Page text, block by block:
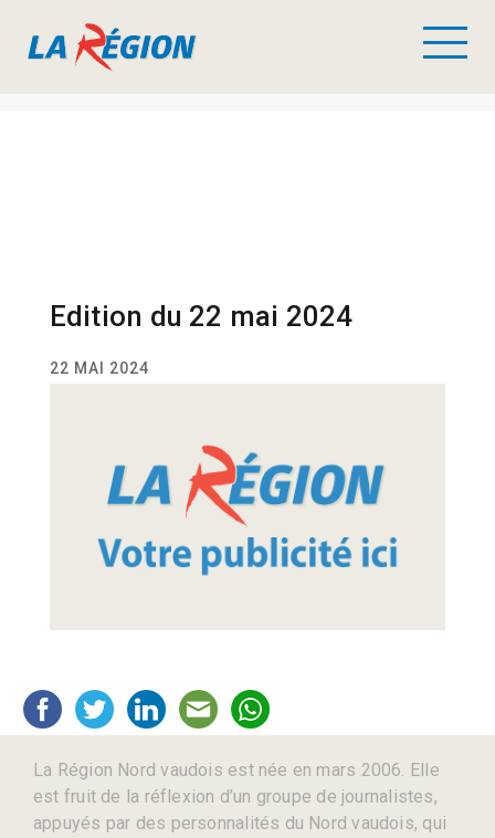
Edition du 22 mai 2024
22 MAI 2024
La Région Nord vaudois est née en mars 2006. Elle
est fruit de la réflexion d’un groupe de journalistes,
appuyés par des personnalités du Nord vaudois, qui